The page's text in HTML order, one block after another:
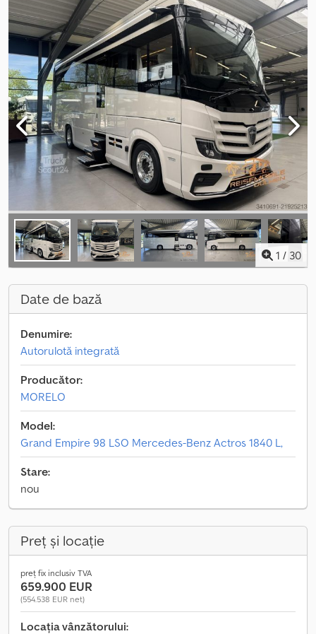
1 / 30
Date de bază
Denumire:
Autorulotă integrată
Producător:
MORELO
Model:
Grand Empire 98 LSO Mercedes-Benz Actros 1840 L,
Stare:
nou
Preț și locație
preț fix inclusiv TVA
659.900 EUR
(554.538 EUR net)
Locația vânzătorului: